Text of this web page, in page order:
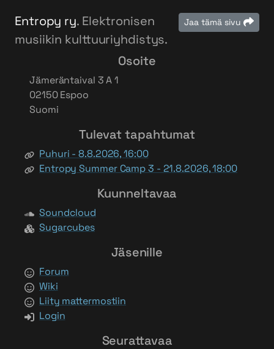
Jaa tämä sivu
Entropy ry. Elektronisen
musiikin kulttuuriyhdistys.
Osoite
Jämeräntaival 3 A 1
02150 Espoo
Suomi
Tulevat tapahtumat
Puhuri - 8.8.2026, 16:00
Entropy Summer Camp 3 - 21.8.2026, 18:00
Kuunneltavaa
Soundcloud
Sugarcubes
Jäsenille
Forum
Wiki
Liity mattermostiin
Login
Seurattavaa